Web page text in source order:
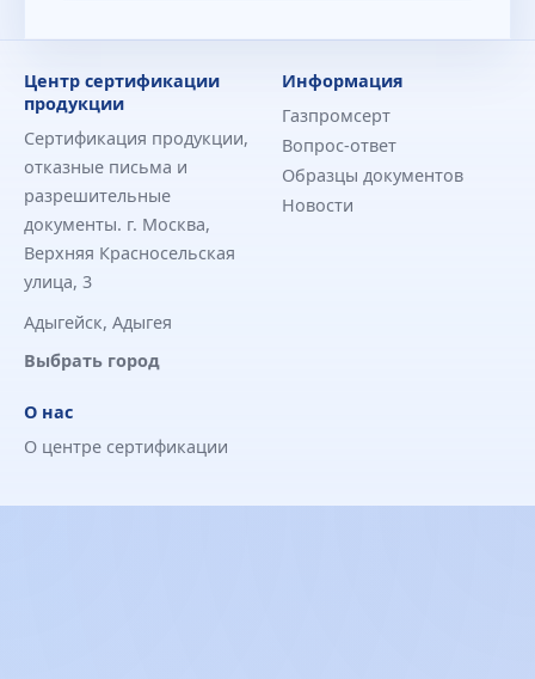
Центр сертификации
продукции
Сертификация продукции,
отказные письма и
разрешительные
документы. г. Москва,
Верхняя Красносельская
улица, 3
Адыгейск, Адыгея
Выбрать город
Информация
Газпромсерт
Вопрос-ответ
Образцы документов
Новости
О нас
О центре сертификации